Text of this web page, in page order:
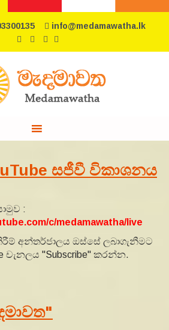
info@medamawatha.lk
සජීවී විකාශනය
:
c/medamawatha/live
අන්තර්ජාලය ඔස්සේ ලබාගැනීමට
චැනලය "Subscribe" කරන්න.